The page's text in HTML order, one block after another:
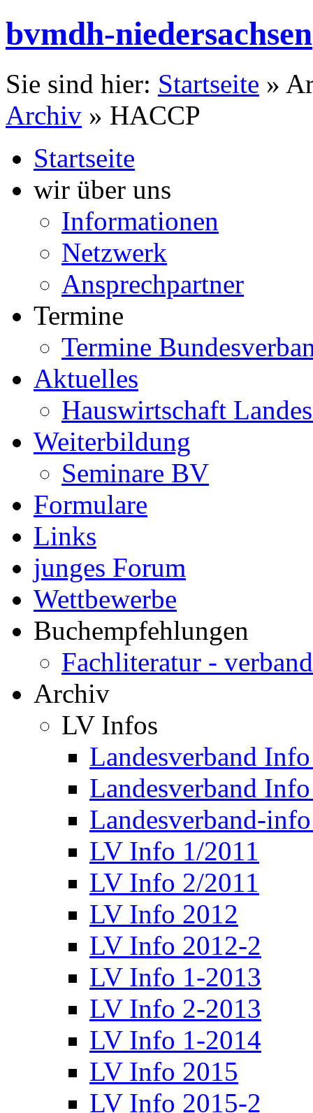
bvmdh-niedersachsen
Sie sind hier: Startseite »
Archiv » HACCP
Startseite
wir über uns
Informationen
Netzwerk
Ansprechpartner
Termine
Termine
Aktuelles
Hauswirtschaft
Weiterbildung
Seminare BV
Formulare
Links
junges Forum
Wettbewerbe
Buchempfehlungen
Fachliteratur -
Archiv
LV Infos
Landesverband
Landesverband
Landesverband-
LV Info 1/2011
LV Info 2/2011
LV Info 2012
LV Info 2012-2
LV Info 1-2013
LV Info 2-2013
LV Info 1-2014
LV Info 2015
LV Info 2015-2